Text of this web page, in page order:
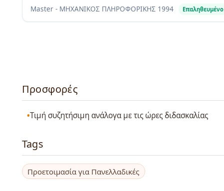
Master - ΜΗΧΑΝΙΚΟΣ ΠΛΗΡΟΦΟΡΙΚΗΣ 1994 Επαληθευμένο
Προσφορές
Τιμή συζητήσιμη ανάλογα με τις ώρες διδασκαλίας
Tags
Προετοιμασία για Πανελλαδικές